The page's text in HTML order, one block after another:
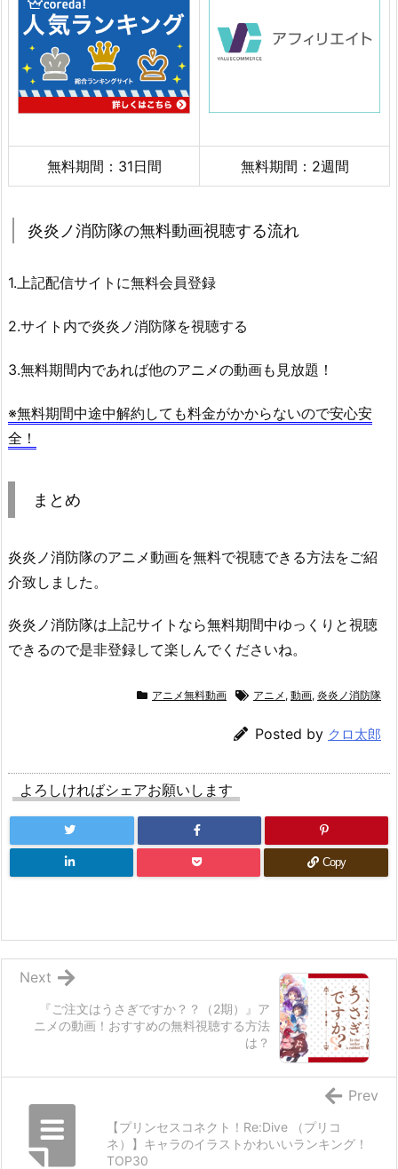
無料期間：31日間 無料期間：2週間
炎炎ノ消防隊の無料動画視聴する流れ
1.上記配信サイトに無料会員登録
2.サイト内で炎炎ノ消防隊を視聴する
3.無料期間内であれば他のアニメの動画も見放題！
※無料期間中途中解約しても料金がかからないので安心安
全！
まとめ
炎炎ノ消防隊のアニメ動画を無料で視聴できる方法をご紹
介致しました。
炎炎ノ消防隊は上記サイトなら無料期間中ゆっくりと視聴
できるので是非登録して楽しんでくださいね。
アニメ無料動画 アニメ , 動画, 炎炎ノ消防隊
Posted by クロ太郎
よろしければシェアお願いします
Copy
『ご注文はうさぎですか？？（2期）』ア
ニメの動画！おすすめの無料視聴する方法
は？
Next
【プリンセスコネクト！Re:Dive （プリコ
ネ）】キャラのイラストかわいいランキング！
TOP30
Prev